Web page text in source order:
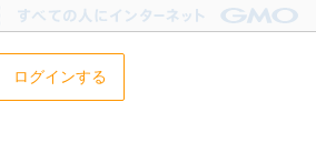
ログインする